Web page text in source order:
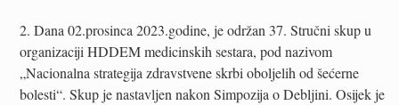
Dana 02.prosinca 2023.godine, je održan 37. Stručni skup u
organizaciji HDDEM medicinskih sestara, pod nazivom
„Nacionalna strategija zdravstvene skrbi oboljelih od šećerne
bolesti“. Skup je nastavljen nakon Simpozija o Debljini. Osijek je